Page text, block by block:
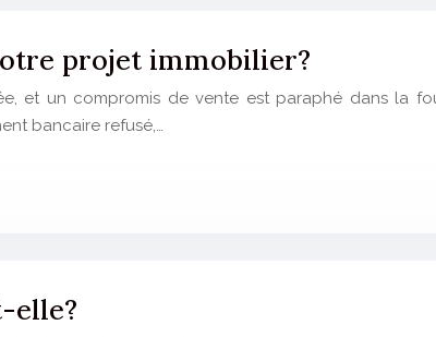
projet immobilier?
et un compromis de vente est paraphé dans la
bancaire refusé,…
elle?